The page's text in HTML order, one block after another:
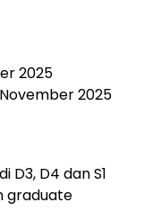
2025
2025
D3, D4 dan S1
graduate